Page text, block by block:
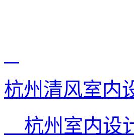
杭州清风室内
杭州室内设